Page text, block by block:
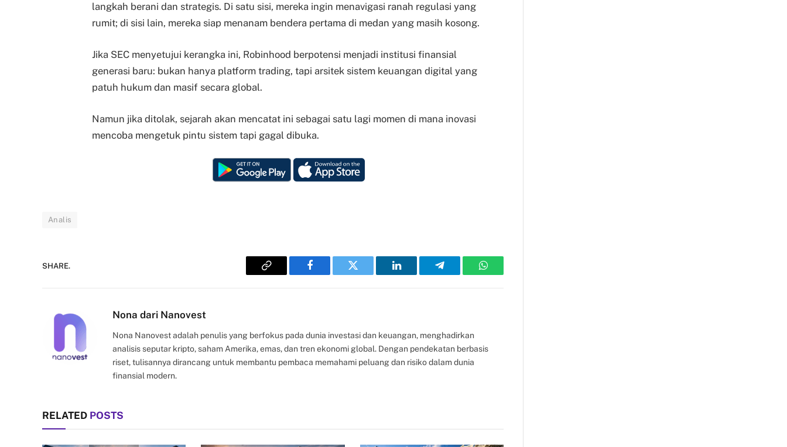
langkah berani dan strategis. Di satu sisi, mereka ingin menavigasi ranah regulasi yang
rumit; di sisi lain, mereka siap menanam bendera pertama di medan yang masih kosong.
Jika SEC menyetujui kerangka ini, Robinhood berpotensi menjadi institusi finansial
generasi baru: bukan hanya platform trading, tapi arsitek sistem keuangan digital yang
patuh hukum dan masif secara global.
Namun jika ditolak, sejarah akan mencatat ini sebagai satu lagi momen di mana inovasi
mencoba mengetuk pintu sistem tapi gagal dibuka.
Analis
SHARE.
Copy
Facebook Twitter LinkedIn Telegram WhatsApp
Nona dari Nanovest
Nona Nanovest adalah penulis yang berfokus pada dunia investasi dan keuangan, menghadirkan
analisis seputar kripto, saham Amerika, emas, dan tren ekonomi global. Dengan pendekatan berbasis
riset, tulisannya dirancang untuk membantu pembaca memahami peluang dan risiko dalam dunia
finansial modern.
RELATED POSTS